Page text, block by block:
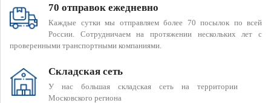
70 отправок ежедневно
Каждые сутки мы отправляем более 70 посылок по всей
России. Сотрудничаем на протяжении нескольких лет с
проверенными транспортными компаниями.
Складская сеть
У нас большая складская сеть на территории
Московского региона